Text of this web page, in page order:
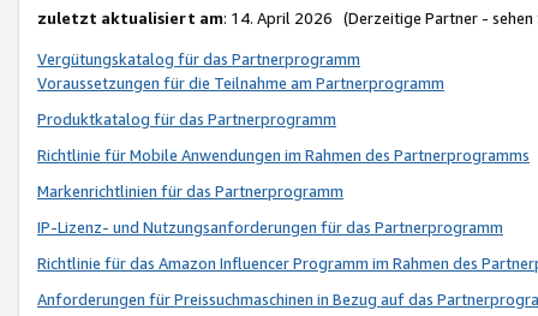
zuletzt aktualisiert am: 14. April 2026 (Derzeitige Partner - sehen
Vergütungskatalog für das Partnerprogramm
Voraussetzungen für die Teilnahme am Partnerprogramm
Produktkatalog für das Partnerprogramm
Richtlinie für Mobile Anwendungen im Rahmen des Partnerprogramms
Markenrichtlinien für das Partnerprogramm
IP-Lizenz- und Nutzungsanforderungen für das Partnerprogramm
Richtlinie für das Amazon Influencer Programm im Rahmen des
Anforderungen für Preissuchmaschinen in Bezug auf das